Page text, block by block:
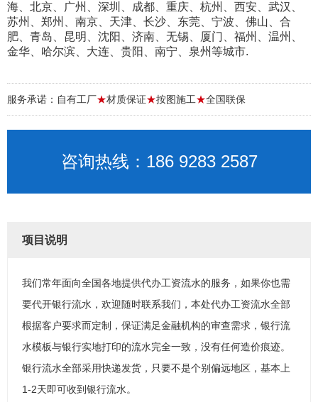
海、北京、广州、深圳、成都、重庆、杭州、西安、武汉、
苏州、郑州、南京、天津、长沙、东莞、宁波、佛山、合
肥、青岛、昆明、沈阳、济南、无锡、厦门、福州、温州、
金华、哈尔滨、大连、贵阳、南宁、泉州等城市.
服务承诺：自有工厂★材质保证★按图施工★全国联保
咨询热线：186 9283 2587
项目说明
我们常年面向全国各地提供代办工资流水的服务，如果你也需
要代开银行流水，欢迎随时联系我们，本处代办工资流水全部
根据客户要求而定制，保证满足金融机构的审查需求，银行流
水模板与银行实地打印的流水完全一致，没有任何造价痕迹。
银行流水全部采用快递发货，只要不是个别偏远地区，基本上
1-2天即可收到银行流水。